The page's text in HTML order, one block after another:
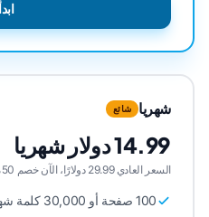
شهريا شائع
14.99 دولار شهريا
السعر العادي 29.99 دولارًا، الآن خصم 50%
100 صفحة أو 30,000 كلمة شهريا